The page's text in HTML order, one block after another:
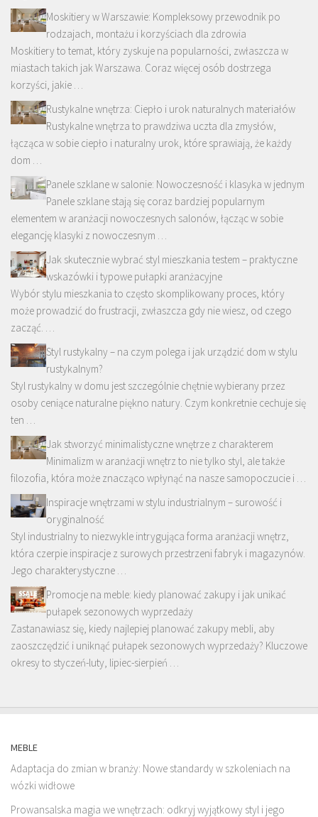
Moskitiery w Warszawie: Kompleksowy przewodnik po
rodzajach, montażu i korzyściach dla zdrowia
Moskitiery to temat, który zyskuje na popularności, zwłaszcza w
miastach takich jak Warszawa. Coraz więcej osób dostrzega
korzyści, jakie …
Rustykalne wnętrza: Ciepło i urok naturalnych materiałów
Rustykalne wnętrza to prawdziwa uczta dla zmysłów,
łącząca w sobie ciepło i naturalny urok, które sprawiają, że każdy
dom …
Panele szklane w salonie: Nowoczesność i klasyka w jednym
Panele szklane stają się coraz bardziej popularnym
elementem w aranżacji nowoczesnych salonów, łącząc w sobie
elegancję klasyki z nowoczesnym …
Jak skutecznie wybrać styl mieszkania testem – praktyczne
wskazówki i typowe pułapki aranżacyjne
Wybór stylu mieszkania to często skomplikowany proces, który
może prowadzić do frustracji, zwłaszcza gdy nie wiesz, od czego
zacząć. …
Styl rustykalny – na czym polega i jak urządzić dom w stylu
rustykalnym?
Styl rustykalny w domu jest szczególnie chętnie wybierany przez
osoby ceniące naturalne piękno natury. Czym konkretnie cechuje się
ten …
Jak stworzyć minimalistyczne wnętrze z charakterem
Minimalizm w aranżacji wnętrz to nie tylko styl, ale także
filozofia, która może znacząco wpłynąć na nasze samopoczucie i …
Inspiracje wnętrzami w stylu industrialnym – surowość i
oryginalność
Styl industrialny to niezwykle intrygująca forma aranżacji wnętrz,
która czerpie inspiracje z surowych przestrzeni fabryk i magazynów.
Jego charakterystyczne …
Promocje na meble: kiedy planować zakupy i jak unikać
pułapek sezonowych wyprzedaży
Zastanawiasz się, kiedy najlepiej planować zakupy mebli, aby
zaoszczędzić i uniknąć pułapek sezonowych wyprzedaży? Kluczowe
okresy to styczeń-luty, lipiec-sierpień …
MEBLE
Adaptacja do zmian w branży: Nowe standardy w szkoleniach na
wózki widłowe
Prowansalska magia we wnętrzach: odkryj wyjątkowy styl i jego